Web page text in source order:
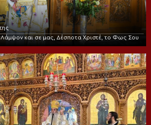
και σε μας, Δέσποτα Χριστέ, το Φως Σου